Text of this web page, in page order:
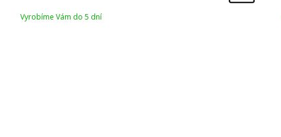
Vyrobíme Vám do 5 dní